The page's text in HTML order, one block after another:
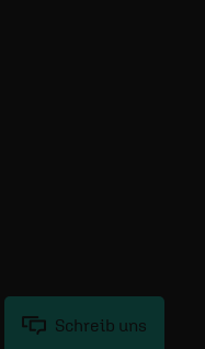
Schreib uns